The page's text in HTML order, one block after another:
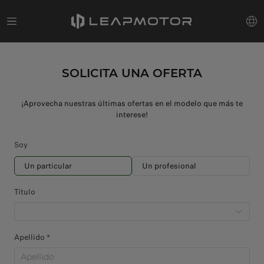
SOLICITA UNA OFERTA
¡Aprovecha nuestras últimas ofertas en el modelo que más te
interese!
Soy
Un particular
Un profesional
Título
Apellido *